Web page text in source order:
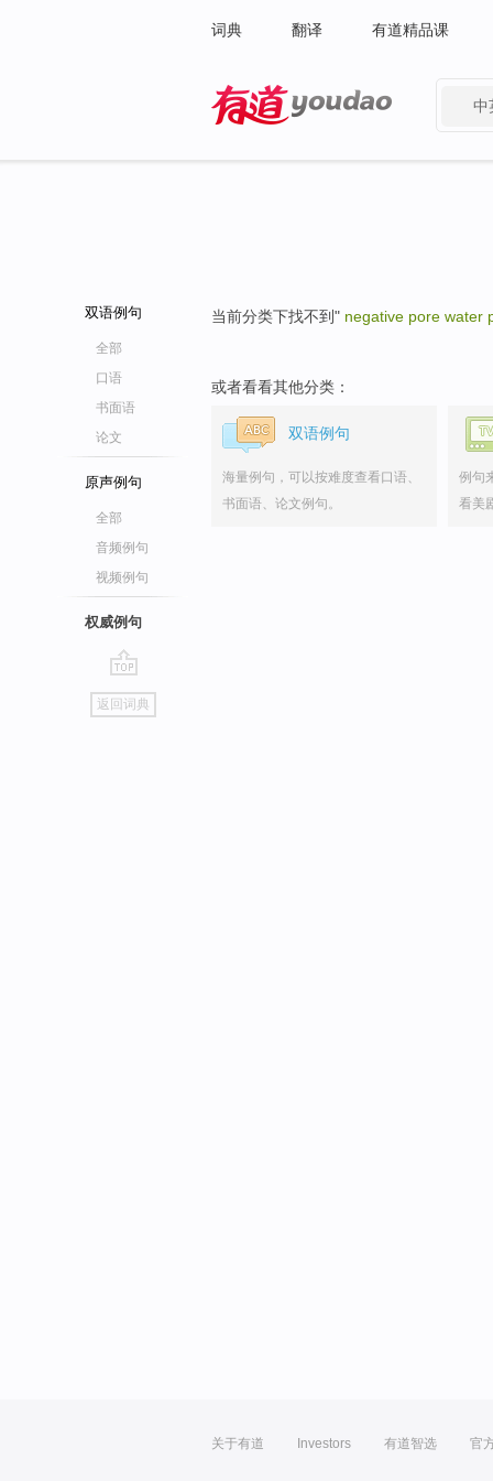
词典 翻译 有道精品课
中
双语例句
全部
口语
书面语
论文
原声例句
全部
音频例句
视频例句
权威例句
go
top
返回词典
当前分类下找不到" negative pore water
或者看看其他分类：
双语例句
海量例句，可以按难度查看口语、
书面语、论文例句。
例句
看美
关于有道 Investors 有道智选 官